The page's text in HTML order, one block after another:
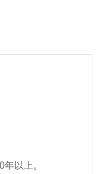
以上。